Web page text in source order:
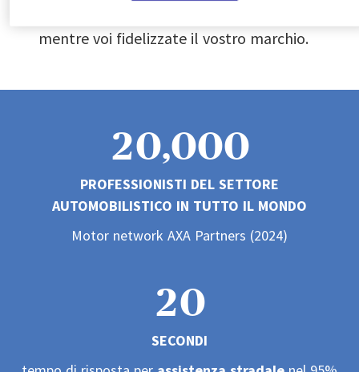
mentre voi fidelizzate il vostro marchio.
0
1
2
3
0
1
3
,0
1
3
0
1
3
0
1
PROFESSIONISTI DEL SETTORE
AUTOMOBILISTICO IN TUTTO IL MONDO
Motor network AXA Partners (2024)
0
1
2
3
0
1
SECONDI
0